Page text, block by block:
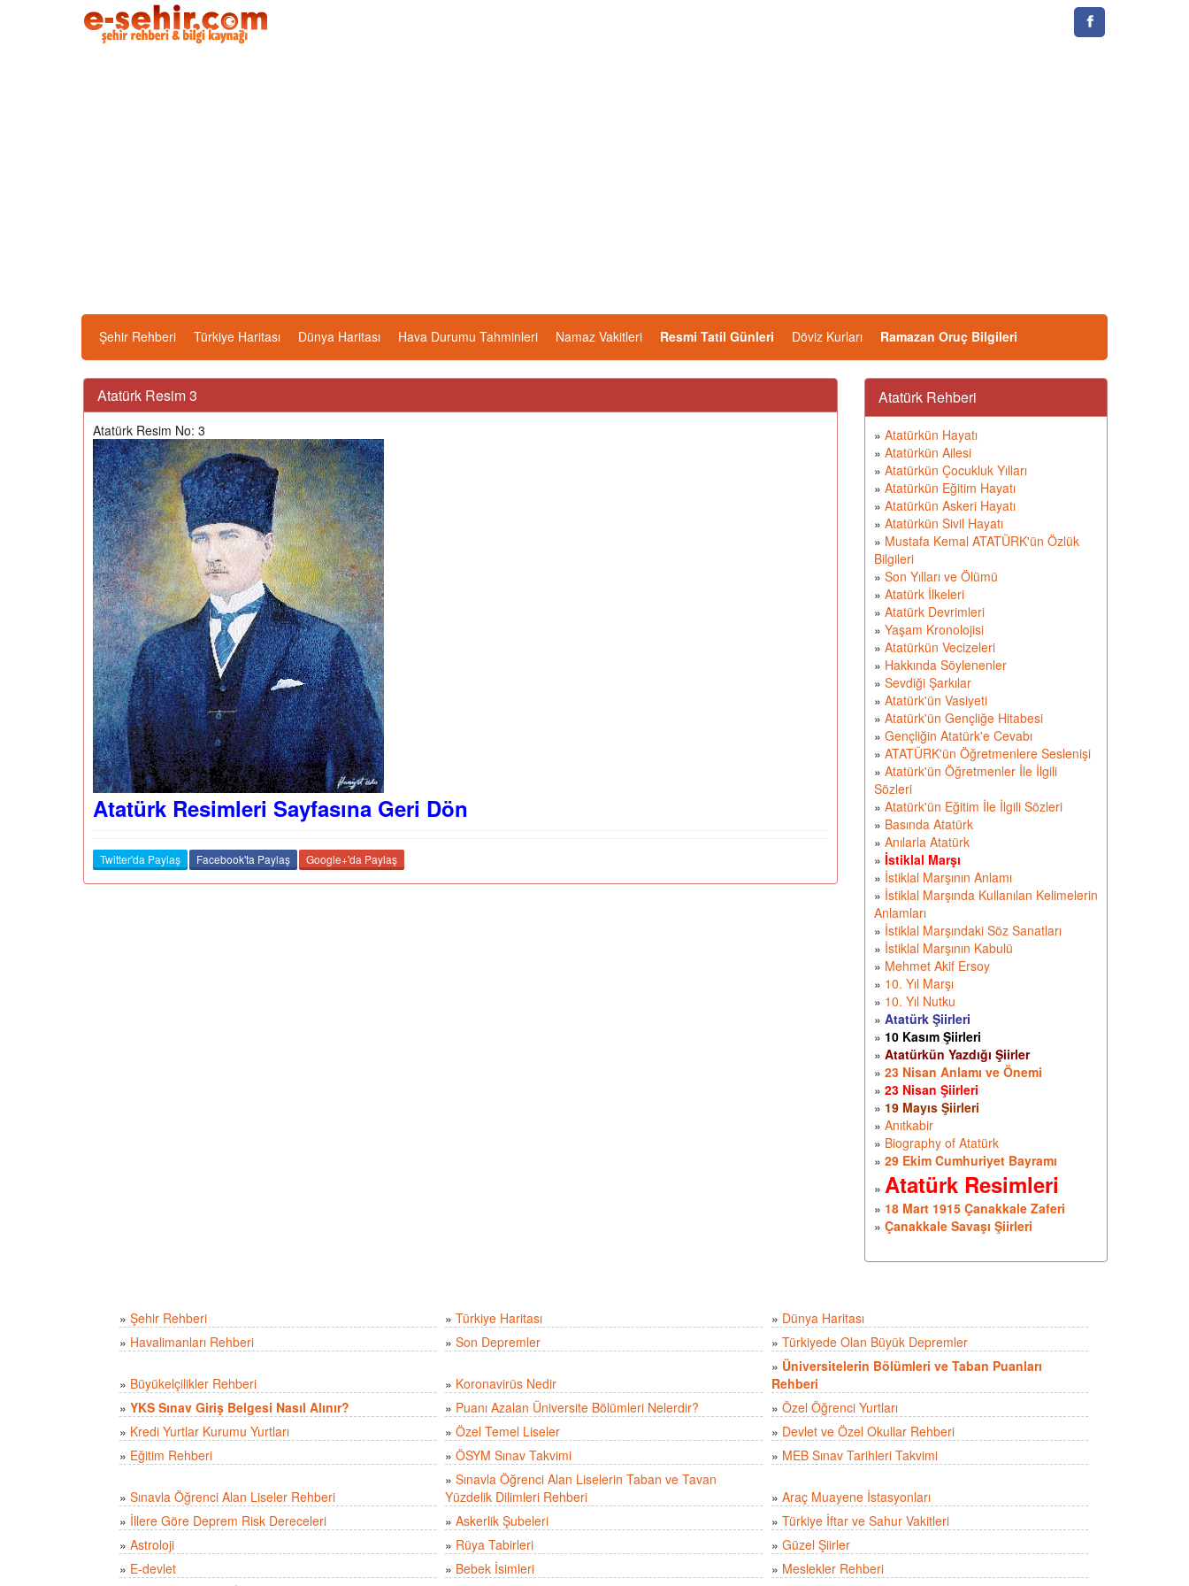
Şehir Rehberi Türkiye Haritası Dünya Haritası Hava Durumu Tahminleri Namaz Vakitleri Resmi Tatil Günleri Döviz Kurları Ramazan Oruç Bilgileri
Atatürk Resim 3
Atatürk Resim No: 3
Atatürk Resimleri Sayfasına Geri Dön
Twitter'da Paylaş Facebook'ta Paylaş Google+'da Paylaş
Atatürk Rehberi
» Atatürkün Hayatı
» Atatürkün Ailesi
» Atatürkün Çocukluk Yılları
» Atatürkün Eğitim Hayatı
» Atatürkün Askeri Hayatı
» Atatürkün Sivil Hayatı
» Mustafa Kemal ATATÜRK'ün Özlük
Bilgileri
» Son Yılları ve Ölümü
» Atatürk İlkeleri
» Atatürk Devrimleri
» Yaşam Kronolojisi
» Atatürkün Vecizeleri
» Hakkında Söylenenler
» Sevdiği Şarkılar
» Atatürk'ün Vasiyeti
» Atatürk'ün Gençliğe Hitabesi
» Gençliğin Atatürk'e Cevabı
» ATATÜRK'ün Öğretmenlere Seslenişi
» Atatürk'ün Öğretmenler İle İlgili
Sözleri
» Atatürk'ün Eğitim İle İlgili Sözleri
» Basında Atatürk
» Anılarla Atatürk
» İstiklal Marşı
» İstiklal Marşının Anlamı
» İstiklal Marşında Kullanılan Kelimelerin
Anlamları
» İstiklal Marşındaki Söz Sanatları
» İstiklal Marşının Kabulü
» Mehmet Akif Ersoy
» 10. Yıl Marşı
» 10. Yıl Nutku
» Atatürk Şiirleri
» 10 Kasım Şiirleri
» Atatürkün Yazdığı Şiirler
» 23 Nisan Anlamı ve Önemi
» 23 Nisan Şiirleri
» 19 Mayıs Şiirleri
» Anıtkabir
» Biography of Atatürk
» 29 Ekim Cumhuriyet Bayramı
» Atatürk Resimleri
» 18 Mart 1915 Çanakkale Zaferi
» Çanakkale Savaşı Şiirleri
» Şehir Rehberi » Türkiye Haritası » Dünya Haritası
» Havalimanları Rehberi » Son Depremler » Türkiyede Olan Büyük Depremler
» Büyükelçilikler Rehberi » Koronavirüs Nedir
» Üniversitelerin Bölümleri ve Taban Puanları
Rehberi
» YKS Sınav Giriş Belgesi Nasıl Alınır? » Puanı Azalan Üniversite Bölümleri Nelerdir? » Özel Öğrenci Yurtları
» Kredi Yurtlar Kurumu Yurtları » Özel Temel Liseler » Devlet ve Özel Okullar Rehberi
» Eğitim Rehberi » ÖSYM Sınav Takvimi » MEB Sınav Tarihleri Takvimi
» Sınavla Öğrenci Alan Liseler Rehberi
» Sınavla Öğrenci Alan Liselerin Taban ve Tavan
Yüzdelik Dilimleri Rehberi
» Araç Muayene İstasyonları
» İllere Göre Deprem Risk Dereceleri » Askerlik Şubeleri » Türkiye İftar ve Sahur Vakitleri
» Astroloji » Rüya Tabirleri » Güzel Şiirler
» E-devlet » Bebek İsimleri » Meslekler Rehberi